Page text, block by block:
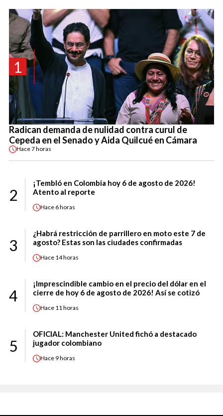
1
Radican demanda de nulidad contra curul de
Cepeda en el Senado y Aida Quilcué en Cámara
Hace7 horas
2
¡Tembló en Colombia hoy 6 de agosto de 2026!
Atento al reporte
Hace 6 horas
3
¿Habrá restricción de parrillero en moto este 7 de
agosto? Estas son las ciudades confirmadas
Hace 14 horas
4
¡Imprescindible cambio en el precio del dólar en el
cierre de hoy 6 de agosto de 2026! Así se cotizó
Hace 11 horas
5
OFICIAL: Manchester United fichó a destacado
jugador colombiano
Hace 9 horas